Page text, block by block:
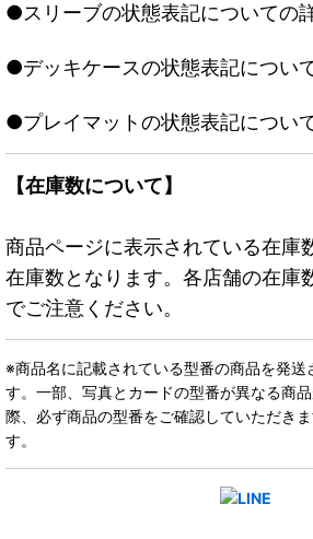
●スリーブの状態表記についての
●デッキケースの状態表記につい
●プレイマットの状態表記につい
【在庫数について】
商品ページに表示されている在庫
在庫数となります。各店舗の在庫
でご注意ください。
※商品名に記載されている型番の商品を発送
す。一部、写真とカードの型番が異なる商
際、必ず商品の型番をご確認していただき
す。